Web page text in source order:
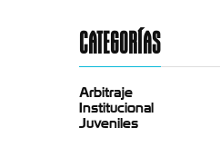
CATEGORÍAS
Arbitraje
Institucional
Juveniles